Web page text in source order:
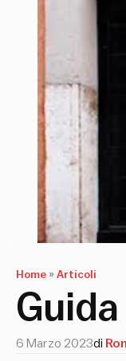
Home » Articoli
6 Marzo 2023di